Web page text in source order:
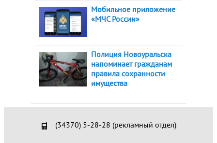
Мобильное приложение
«МЧС России»
Полиция Новоуральска
напоминает гражданам
правила сохранности
имущества
(34370) 5-28-28 (рекламный отдел)